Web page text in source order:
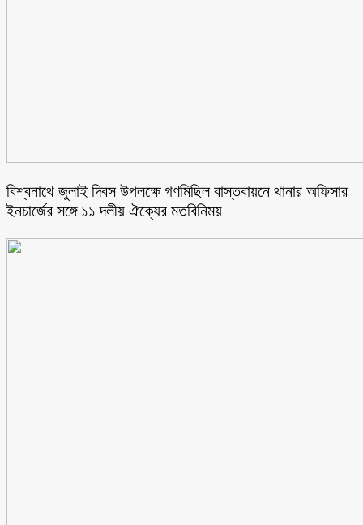
বিশ্বনাথে জুলাই দিবস উপলক্ষে গণমিছিল বাস্তবায়নে থানার অফিসার
ইনচার্জের সঙ্গে ১১ দলীয় ঐক্যের মতবিনিময়